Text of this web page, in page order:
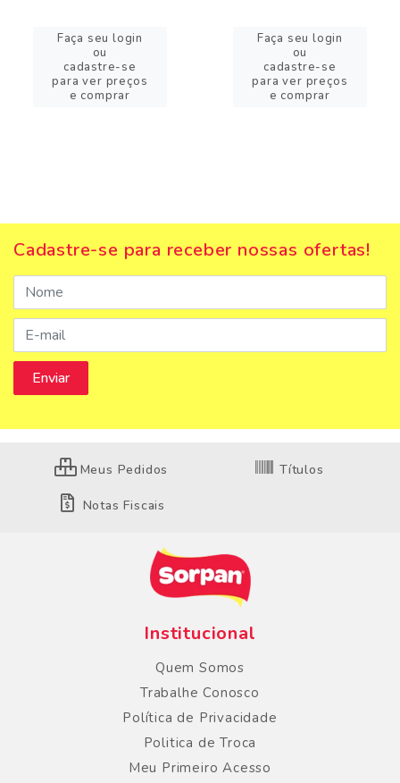
Faça seu login
ou
cadastre-se
para ver preços
e comprar
Faça seu login
ou
cadastre-se
para ver preços
e comprar
Cadastre-se para receber nossas ofertas!
Meus Pedidos Títulos
Notas Fiscais
Institucional
Quem Somos
Trabalhe Conosco
Política de Privacidade
Politica de Troca
Meu Primeiro Acesso